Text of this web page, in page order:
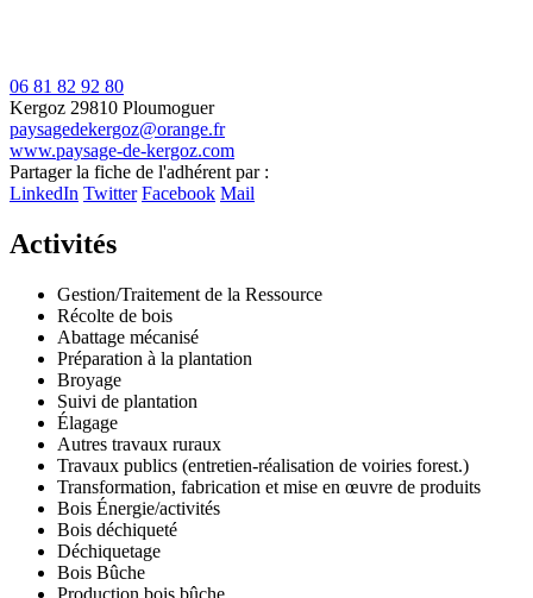
06 81 82 92 80
Kergoz 29810 Ploumoguer
paysagedekergoz@orange.fr
www.paysage-de-kergoz.com
+
−
Partager la fiche de l'adhérent par :
LinkedIn Twitter Facebook Mail
Activités
Gestion/Traitement de la Ressource
Récolte de bois
Abattage mécanisé
Préparation à la plantation
Broyage
Suivi de plantation
Élagage
Autres travaux ruraux
Travaux publics (entretien-réalisation de voiries forest.)
Transformation, fabrication et mise en œuvre de produits
Bois Énergie/activités
Bois déchiqueté
Déchiquetage
Bois Bûche
Production bois bûche